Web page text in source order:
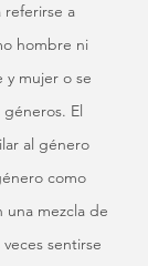
referirse a
hombre ni
mujer o se
El
al género
como
mezcla de
sentirse